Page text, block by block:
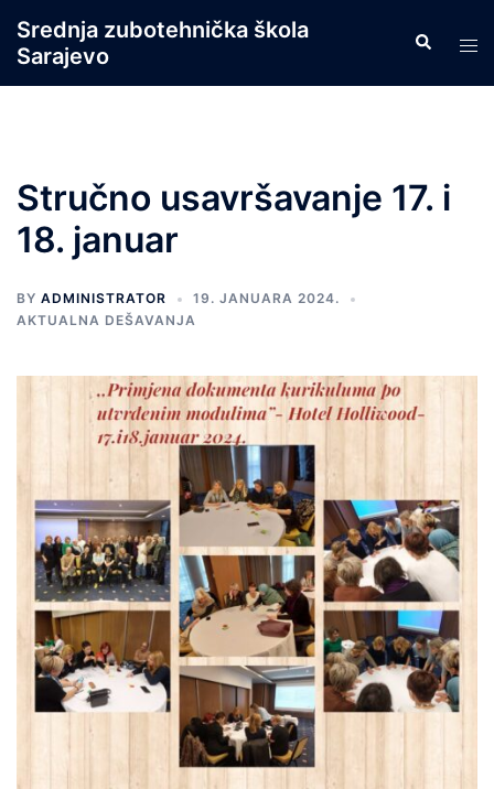
content
Srednja zubotehnička škola
Sarajevo
Search
Stručno usavršavanje 17. i
18. januar
BY ADMINISTRATOR
19. JANUARA 2024.
AKTUALNA DEŠAVANJA